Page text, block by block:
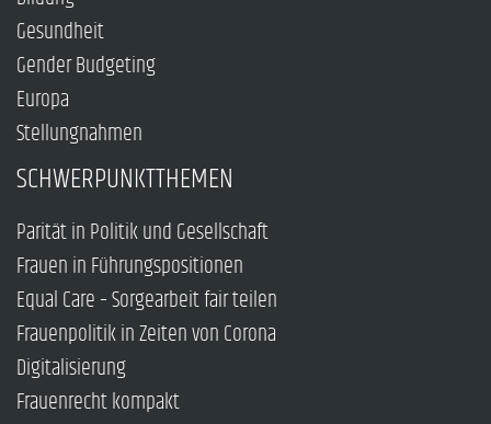
Gesundheit
Gender Budgeting
Europa
Stellungnahmen
SCHWERPUNKTTHEMEN
Parität in Politik und Gesellschaft
Frauen in Führungspositionen
Equal Care – Sorgearbeit fair teilen
Frauenpolitik in Zeiten von Corona
Digitalisierung
Frauenrecht kompakt